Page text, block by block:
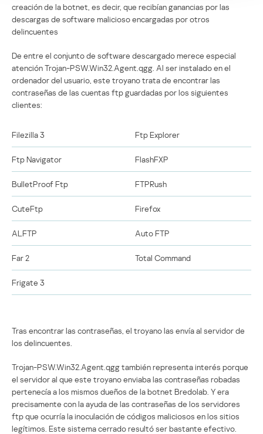
creación de la botnet, es decir, que recibían ganancias por las
descargas de software malicioso encargadas por otros
delincuentes
De entre el conjunto de software descargado merece especial
atención Trojan-PSW.Win32.Agent.qgg. Al ser instalado en el
ordenador del usuario, este troyano trata de encontrar las
contraseñas de las cuentas ftp guardadas por los siguientes
clientes:
Filezilla 3 Ftp Explorer
Ftp Navigator FlashFXP
BulletProof Ftp FTPRush
CuteFtp Firefox
ALFTP Auto FTP
Far 2 Total Command
Frigate 3
Tras encontrar las contraseñas, el troyano las envía al servidor de
los delincuentes.
Trojan-PSW.Win32.Agent.qgg también representa interés porque
el servidor al que este troyano enviaba las contraseñas robadas
pertenecía a los mismos dueños de la botnet Bredolab. Y era
precisamente con la ayuda de las contraseñas de los servidores
ftp que ocurría la inoculación de códigos maliciosos en los sitios
legítimos. Este sistema cerrado resultó ser bastante efectivo.